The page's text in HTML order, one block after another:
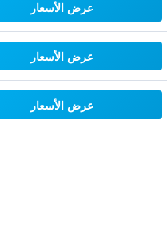
عرض الأسعار
عرض الأسعار
عرض الأسعار